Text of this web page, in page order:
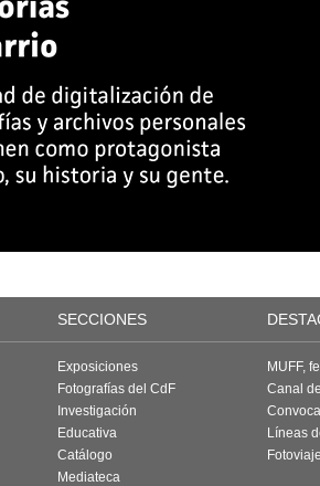
SECCIONES
Exposiciones
Fotografías del CdF
Investigación
Educativa
Catálogo
Mediateca
MUFF,
Canal
Líneas